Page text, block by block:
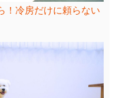
！冷房だけに頼らない